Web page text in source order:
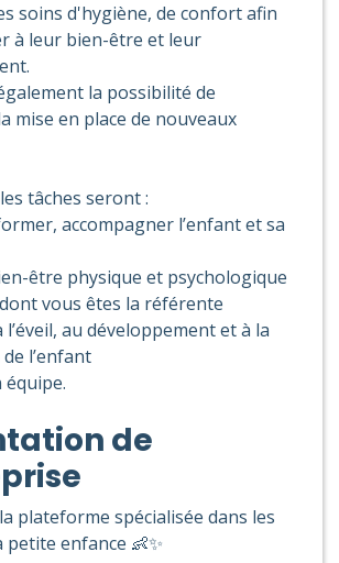
soins d'hygiène, de confort afin
à leur bien-être et leur
la possibilité de
mise en place de nouveaux
tâches seront :
accompagner l’enfant et sa
être physique et psychologique
vous êtes la référente
au développement et à la
l’enfant
de
plateforme spécialisée dans les
petite enfance 👶✨